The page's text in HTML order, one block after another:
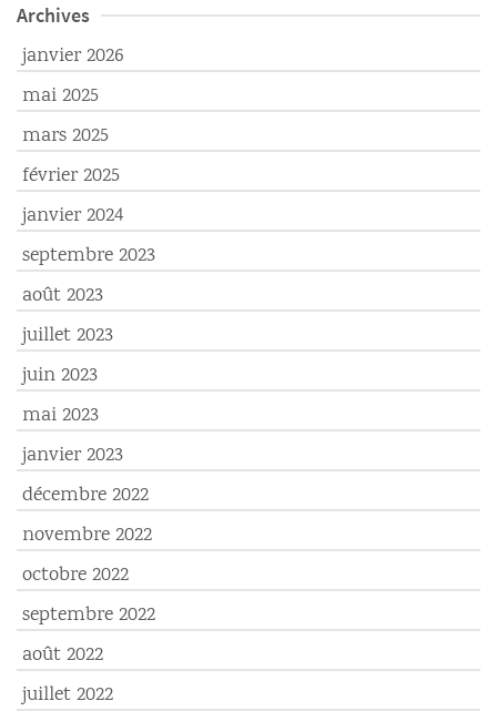
Archives
janvier 2026
mai 2025
mars 2025
février 2025
janvier 2024
septembre 2023
août 2023
juillet 2023
juin 2023
mai 2023
janvier 2023
décembre 2022
novembre 2022
octobre 2022
septembre 2022
août 2022
juillet 2022